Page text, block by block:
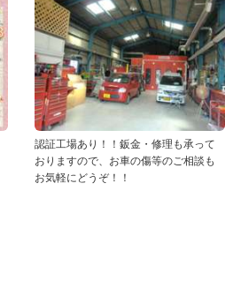
認証工場あり！！鈑金・修理も承って
おりますので、お車の傷等のご相談も
お気軽にどうぞ！！